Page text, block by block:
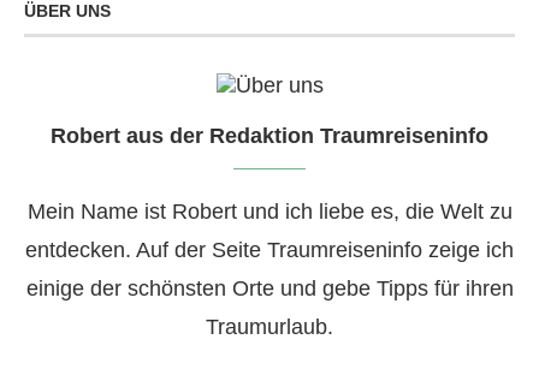
ÜBER UNS
Robert aus der Redaktion Traumreiseninfo
Mein Name ist Robert und ich liebe es, die Welt zu
entdecken. Auf der Seite Traumreiseninfo zeige ich
einige der schönsten Orte und gebe Tipps für ihren
Traumurlaub.